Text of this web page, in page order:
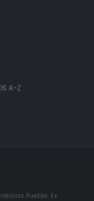
A-Z
Puebla. Ex